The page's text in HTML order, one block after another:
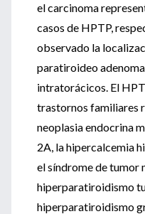
el carcinoma
casos de HPTP,
observado la
paratiroideo
intratorácicos. El
trastornos familiares
neoplasia endocrina
2A, la hipercalcemia
el síndrome de tumor
hiperparatiroidismo
hiperparatiroidismo